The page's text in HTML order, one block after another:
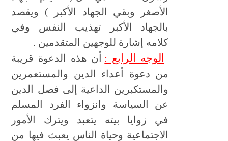
الأصغر وبقي الجهاد الأكبر ) ويقصد
بالجهاد الأكبر تهذيب النفس وفي
كلامه إشارة للوجهين المتقدمين .
الوجه الرابع : أن هذه الدعوة قريبة
من دعوة أعداء الدين والمستعمرين
والمستكبرين الداعية إلى فصل الدين
عن السياسة وانزواء الفرد المسلم
في زوايا بيته يتعبد ويترك الأمور
الاجتماعية وحياة الناس يعبث فيها من